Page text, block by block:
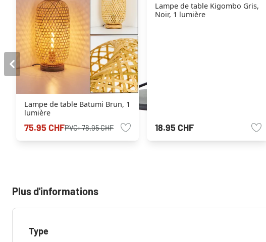
Lampe de table Batumi Brun, 1
lumière
75.95 CHFPVC:78.95 CHF
Lampe de table Kigombo Gris,
Noir, 1 lumière
18.95 CHF
Plus d'informations
Type